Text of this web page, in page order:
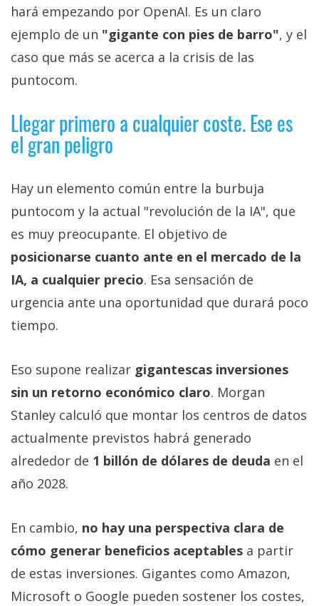
hará empezando por OpenAI. Es un claro
ejemplo de un "gigante con pies de barro", y el
caso que más se acerca a la crisis de las
puntocom.
Llegar primero a cualquier coste. Ese es
el gran peligro
Hay un elemento común entre la burbuja
puntocom y la actual "revolución de la IA", que
es muy preocupante. El objetivo de
posicionarse cuanto ante en el mercado de la
IA, a cualquier precio. Esa sensación de
urgencia ante una oportunidad que durará poco
tiempo.
Eso supone realizar gigantescas inversiones
sin un retorno económico claro. Morgan
Stanley calculó que montar los centros de datos
actualmente previstos habrá generado
alrededor de 1 billón de dólares de deuda en el
año 2028.
En cambio, no hay una perspectiva clara de
cómo generar beneficios aceptables a partir
de estas inversiones. Gigantes como Amazon,
Microsoft o Google pueden sostener los costes,